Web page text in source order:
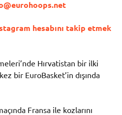
hesabını takip etmek
Hırvatistan bir ilki
bir EuroBasket’in dışında
Fransa ile kozlarını